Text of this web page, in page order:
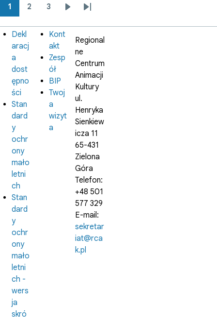
Stronicowanie
1 2
Strona
3
Następna
strona
Ostatnia
strona
Informacje
prawne
Dekl
aracj
a
dost
ępno
ści
Stan
dard
y
ochr
ony
mało
letni
ch
Stan
dard
y
ochr
ony
mało
letni
ch -
wers
ja
skró
Instytucja
Kont
akt
Zesp
ół
BIP
Twoj
a
wizyt
a
Regional
ne
Centrum
Animacji
Kultury
ul.
Henryka
Sienkiew
icza 11
65-431
Zielona
Góra
Telefon:
+48 501
577 329
E-mail:
sekretar
iat@rca
k.pl